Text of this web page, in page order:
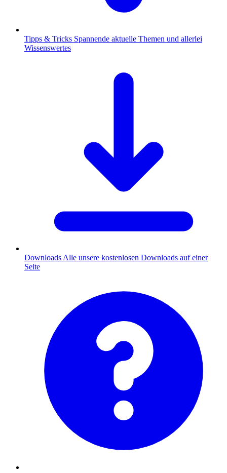
Tipps & Tricks Spannende aktuelle Themen und allerlei
Wissenswertes
Downloads Alle unsere kostenlosen Downloads auf einer
Seite